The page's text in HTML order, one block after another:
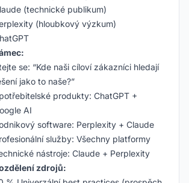
(technické publikum)
(hloubkový výzkum)
se: “Kde naši cíloví zákazníci hledají
jako to naše?”
produkty: ChatGPT +
AI
software: Perplexity + Claude
služby: Všechny platformy
nástroje: Claude + Perplexity
zdrojů: